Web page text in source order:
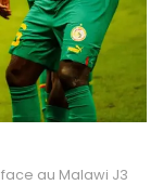
au Malawi J3